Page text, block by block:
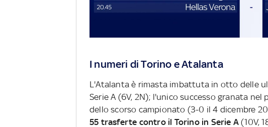
I numeri di Torino e Atalanta
L'Atalanta è rimasta imbattuta in otto delle
Serie A (6V, 2N); l'unico successo granata
dello scorso campionato (3-0 il 4 dicembre
55 trasferte contro il Torino in Serie A (10V,